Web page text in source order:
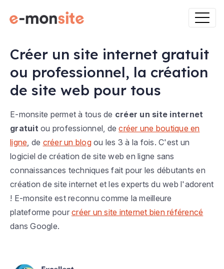
Créer un site internet gratuit
ou professionnel, la création
de site web pour tous
E-monsite permet à tous de créer un site internet
gratuit ou professionnel, decréer une boutique en
ligne , de créer un blogou les 3 à la fois. C'est un
logiciel de création de site web en ligne sans
connaissances techniques fait pour les débutants en
création de site internet et les experts du web l'adorent
! E-monsite est reconnu comme la meilleure
plateforme pour créer un site internet bien référencé
dans Google.